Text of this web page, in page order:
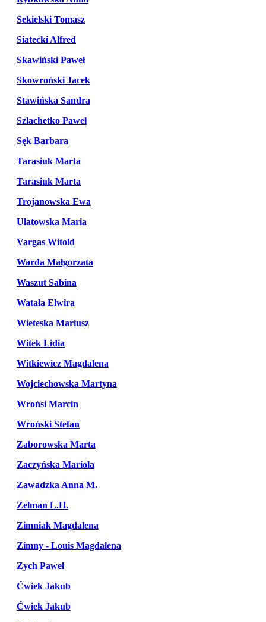
Sekielski Tomasz
Siatecki Alfred
Skawiński Paweł
Skowroński Jacek
Stawińska Sandra
Szlachetko Paweł
Sęk Barbara
Tarasiuk Marta
Tarasiuk Marta
Trojanowska Ewa
Ulatowska Maria
Vargas Witold
Warda Małgorzata
Waszut Sabina
Watała Elwira
Wieteska Mariusz
Witek Lidia
Witkiewicz Magdalena
Wojciechowska Martyna
Wrońsi Marcin
Wroński Stefan
Zaborowska Marta
Zaczyńska Mariola
Zawadzka Anna M.
Zelman L.H.
Zimniak Magdalena
Zimny - Louis Magdalena
Zych Paweł
Ćwiek Jakub
Ćwiek Jakub